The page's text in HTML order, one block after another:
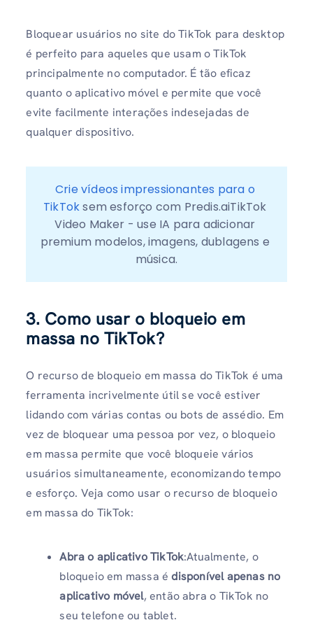
Bloquear usuários no site do TikTok para desktop
é perfeito para aqueles que usam o TikTok
principalmente no computador. É tão eficaz
quanto o aplicativo móvel e permite que você
evite facilmente interações indesejadas de
qualquer dispositivo.
Crie vídeos impressionantes para o
TikTok sem esforço com Predis.aiTikTok
Video Maker - use IA para adicionar
premium modelos, imagens, dublagens e
música.
3. Como usar o bloqueio em
massa no TikTok?
O recurso de bloqueio em massa do TikTok é uma
ferramenta incrivelmente útil se você estiver
lidando com várias contas ou bots de assédio. Em
vez de bloquear uma pessoa por vez, o bloqueio
em massa permite que você bloqueie vários
usuários simultaneamente, economizando tempo
e esforço. Veja como usar o recurso de bloqueio
em massa do TikTok:
Abra o aplicativo TikTok:Atualmente, o
bloqueio em massa édisponível apenas no
aplicativo móvel, então abra o TikTok no
seu telefone ou tablet.